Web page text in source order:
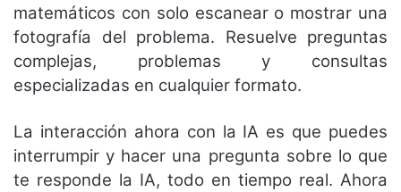
matemáticos con solo escanear o mostrar una
fotografía del problema. Resuelve preguntas
complejas, problemas y consultas
especializadas en cualquier formato.
La interacción ahora con la IA es que puedes
interrumpir y hacer una pregunta sobre lo que
te responde la IA, todo en tiempo real. Ahora